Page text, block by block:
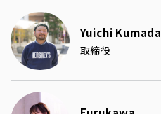
Yuichi Kumada
取締役